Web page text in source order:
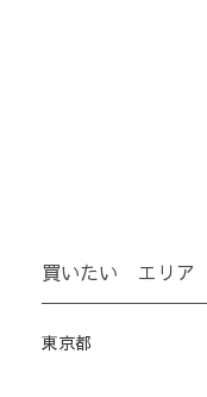
買いたい エリア
東京都